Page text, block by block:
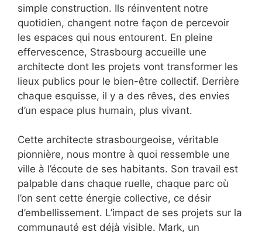
simple construction. Ils réinventent notre
quotidien, changent notre façon de percevoir
les espaces qui nous entourent. En pleine
effervescence, Strasbourg accueille une
architecte dont les projets vont transformer les
lieux publics pour le bien-être collectif. Derrière
chaque esquisse, il y a des rêves, des envies
d’un espace plus humain, plus vivant.
Cette architecte strasbourgeoise, véritable
pionnière, nous montre à quoi ressemble une
ville à l’écoute de ses habitants. Son travail est
palpable dans chaque ruelle, chaque parc où
l’on sent cette énergie collective, ce désir
d’embellissement. L’impact de ses projets sur la
communauté est déjà visible. Mark, un